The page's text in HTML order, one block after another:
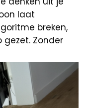
laat
breken,
gezet. Zonder